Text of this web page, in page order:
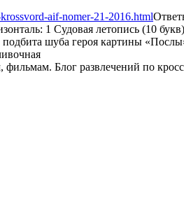
aif-nomer-21-2016.html
1 Судовая летопись (10
шуба героя картины